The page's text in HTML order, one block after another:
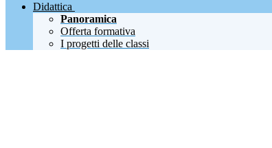
Didattica
Panoramica
Offerta formativa
I progetti delle classi